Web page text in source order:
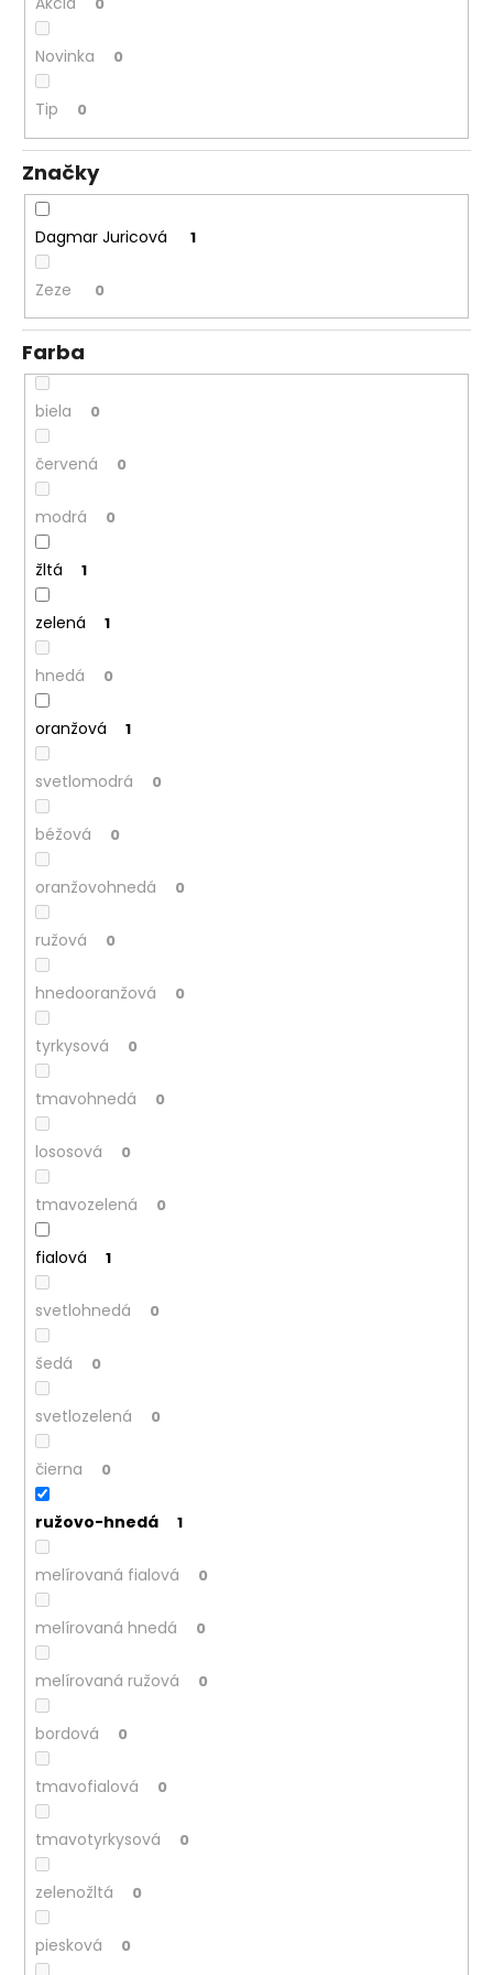
Novinka 0
Tip 0
Značky
Dagmar Juricová 1
Zeze 0
Farba
biela 0
červená 0
modrá 0
žltá 1
zelená 1
hnedá 0
oranžová 1
svetlomodrá 0
béžová 0
oranžovohnedá 0
ružová 0
hnedooranžová 0
tyrkysová 0
tmavohnedá 0
lososová 0
tmavozelená 0
fialová 1
svetlohnedá 0
šedá 0
svetlozelená 0
čierna 0
ružovo-hnedá 1
melírovaná fialová 0
melírovaná hnedá 0
melírovaná ružová 0
bordová 0
tmavofialová 0
tmavotyrkysová 0
zelenožltá 0
piesková 0
a
m